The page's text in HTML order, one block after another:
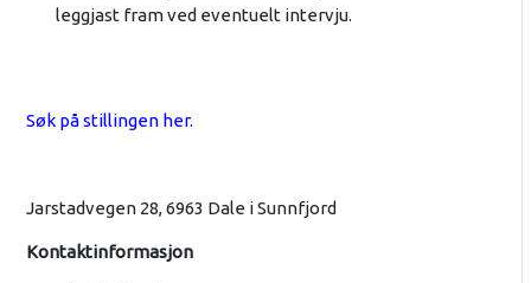
leggjast fram ved eventuelt intervju.
Søk på stillingen her.
Jarstadvegen 28, 6963 Dale i Sunnfjord
Kontaktinformasjon